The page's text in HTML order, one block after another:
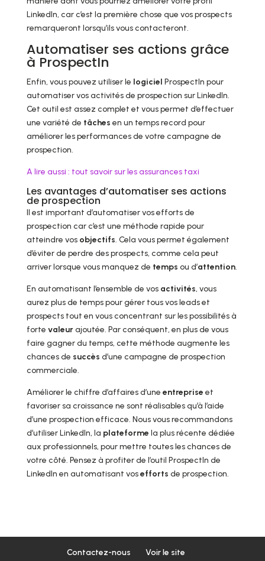
LinkedIn, car c’est la première chose que vos prospects
remarqueront lorsqu’ils vous contacteront.
Automatiser ses actions grâce
à ProspectIn
Enfin, vous pouvez utiliser le logiciel ProspectIn pour
automatiser vos activités de prospection sur LinkedIn.
Cet outil est assez complet et vous permet d’effectuer
une variété de tâches en un temps record pour
améliorer les performances de votre campagne de
prospection.
A lire aussi : tout savoir sur les assurances taxi
Les avantages d’automatiser ses actions
de prospection
Il est important d’automatiser vos efforts de
prospection car c’est une méthode rapide pour
atteindre vos objectifs. Cela vous permet également
d’éviter de perdre des prospects, comme cela peut
arriver lorsque vous manquez de temps ou d’attention.
En automatisant l’ensemble de vos activités, vous
aurez plus de temps pour gérer tous vos leads et
prospects tout en vous concentrant sur les possibilités à
forte valeurajoutée. Par conséquent, en plus de vous
faire gagner du temps, cette méthode augmente les
chances de succès d’une campagne de prospection
commerciale.
Améliorer le chiffre d’affaires d’une entreprise et
favoriser sa croissance ne sont réalisables qu’à l’aide
d’une prospection efficace. Nous vous recommandons
d’utiliser LinkedIn, la plateforme la plus récente dédiée
aux professionnels, pour mettre toutes les chances de
votre côté. Pensez à profiter de l’outil ProspectIn de
LinkedIn en automatisant vosefforts de prospection.
Contactez-nous Voir le site